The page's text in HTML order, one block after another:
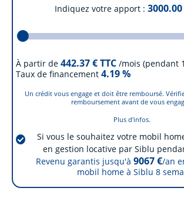
Indiquez votre apport 3000.00
À partir de 442.37€ TTC /mois (pendant
Taux de financement 4.19%
Un crédit vous engage et doit être remboursé.
remboursement avant de vous
Plus d'infos.
Si vous le souhaitez votre mobil
en gestion locative par Siblu
Revenu garantis jusqu'à9067 €/an
mobil home à Siblu8